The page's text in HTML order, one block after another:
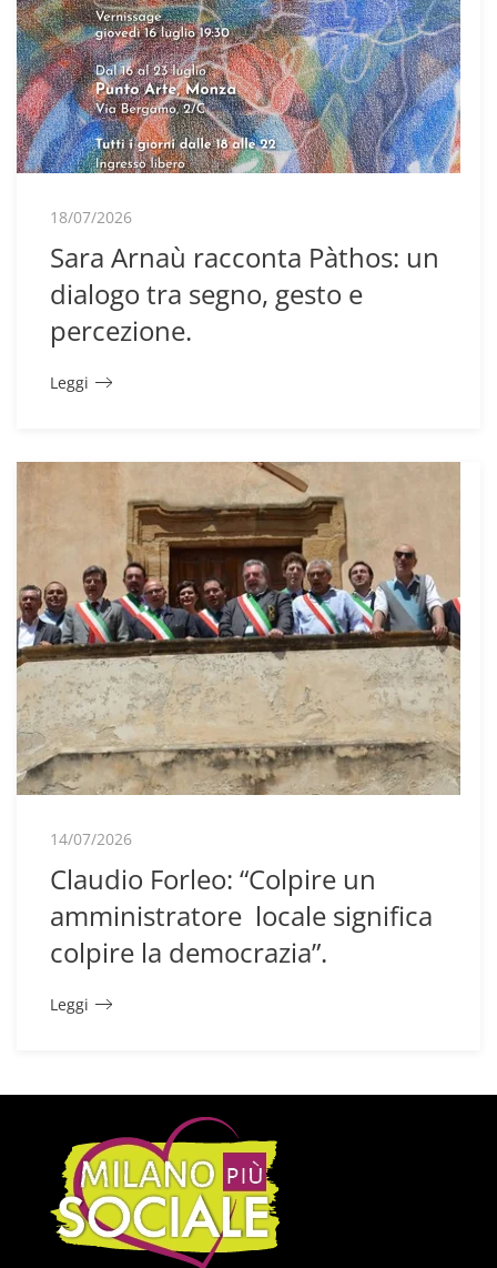
18/07/2026
Sara Arnaù racconta Pàthos: un
dialogo tra segno, gesto e
percezione.
Leggi
14/07/2026
Claudio Forleo: “Colpire un
amministratore locale significa
colpire la democrazia”.
Leggi